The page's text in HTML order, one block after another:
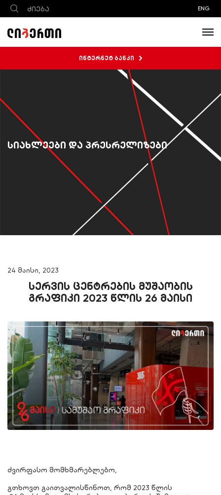
ENG
ინტერნეტ ბანკი
სიახლეები და პრესრელიზები
24 მაისი, 2023
სერვის ცენტრების მუშაობის
გრაფიკი 2023 წლის 26 მაისი
ძვირფასო მომხმარებლებო,
გთხოვთ გაითვალისწინოთ, რომ 2023 წლის